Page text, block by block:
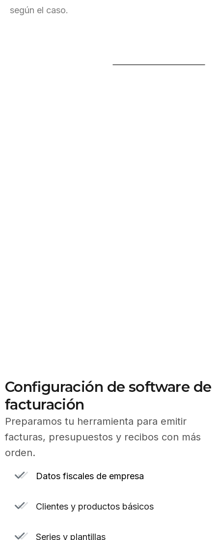
según el caso.
Configuración de software de
facturación
Preparamos tu herramienta para emitir
facturas, presupuestos y recibos con más
orden.
Datos fiscales de empresa
Clientes y productos básicos
Series y plantillas